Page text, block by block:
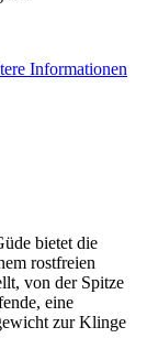
Informationen
bietet die
rostfreien
von der Spitze
eine
zur Klinge